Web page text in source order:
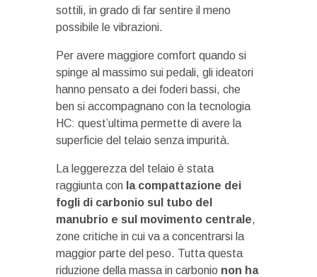
sottili, in grado di far sentire il meno
possibile le vibrazioni.
Per avere maggiore comfort quando si
spinge al massimo sui pedali, gli ideatori
hanno pensato a dei foderi bassi, che
ben si accompagnano con la tecnologia
HC: quest’ultima permette di avere la
superficie del telaio senza impurità.
La leggerezza del telaio è stata
raggiunta con la compattazione dei
fogli di carbonio sul tubo del
manubrio e sul movimento centrale,
zone critiche in cui va a concentrarsi la
maggior parte del peso. Tutta questa
riduzione della massa in carbonio non ha